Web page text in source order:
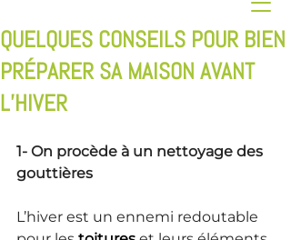
QUELQUES CONSEILS POUR BIEN
PRÉPARER SA MAISON AVANT
L’HIVER
1- On procède à un nettoyage des
gouttières
L’hiver est un ennemi redoutable